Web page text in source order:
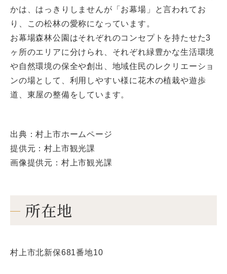
かは、はっきりしませんが「お幕場」と言われてお
り、この松林の愛称になっています。
お幕場森林公園はそれぞれのコンセプトを持たせた3
ヶ所のエリアに分けられ、それぞれ緑豊かな生活環境
や自然環境の保全や創出、地域住民のレクリエーショ
ンの場として、利用しやすい様に花木の植栽や遊歩
道、東屋の整備をしています。
出典：村上市ホームページ
提供元：村上市観光課
画像提供元：村上市観光課
所在地
村上市北新保681番地10